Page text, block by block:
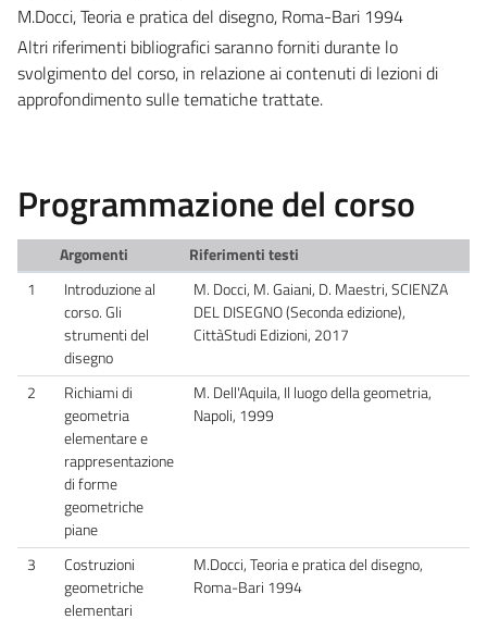
M.Docci, Teoria e pratica del disegno, Roma-Bari 1994
Altri riferimenti bibliografici saranno forniti durante lo
svolgimento del corso, in relazione ai contenuti di lezioni di
approfondimento sulle tematiche trattate.
Programmazione del corso
Argomenti
Riferimenti testi
1
Introduzione al
corso. Gli
strumenti del
disegno
M. Docci, M. Gaiani, D. Maestri, SCIENZA
DEL DISEGNO (Seconda edizione),
CittàStudi Edizioni, 2017
2
Richiami di
geometria
elementare e
rappresentazione
di forme
geometriche
piane
M. Dell'Aquila, Il luogo della geometria,
Napoli, 1999
3
Costruzioni
geometriche
elementari
M.Docci, Teoria e pratica del disegno,
Roma-Bari 1994